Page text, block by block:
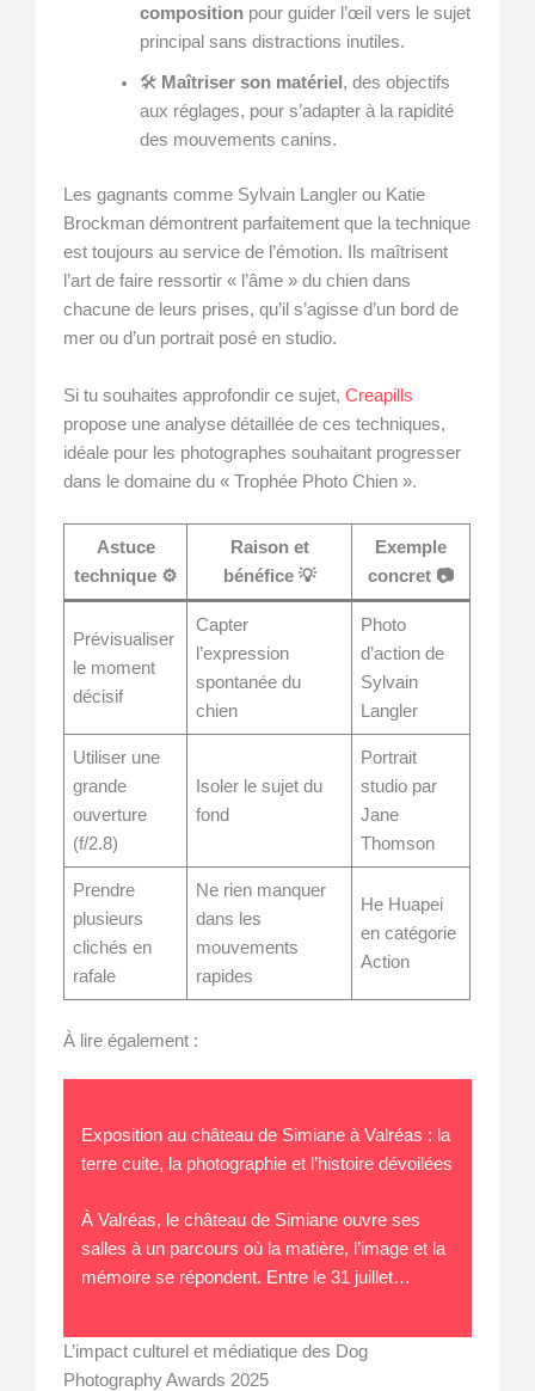
compositionpour guider l’œil vers le sujet
principal sans distractions inutiles.
🛠 Maîtriser son matériel , des objectifs
aux réglages, pour s’adapter à la rapidité
des mouvements canins.
Les gagnants comme Sylvain Langler ou Katie
Brockman démontrent parfaitement que la technique
est toujours au service de l’émotion. Ils maîtrisent
l’art de faire ressortir « l’âme » du chien dans
chacune de leurs prises, qu’il s’agisse d’un bord de
mer ou d’un portrait posé en studio.
Si tu souhaites approfondir ce sujet,Creapills
propose une analyse détaillée de ces techniques,
idéale pour les photographes souhaitant progresser
dans le domaine du « Trophée Photo Chien ».
Astuce
technique ⚙️
Raison et
bénéfice 💡
Exemple
concret 📷
Prévisualiser
le moment
décisif
Capter
l’expression
spontanée du
chien
Photo
d’action de
Sylvain
Langler
Utiliser une
grande
ouverture
(f/2.8)
Isoler le sujet du
fond
Portrait
studio par
Jane
Thomson
Prendre
plusieurs
clichés en
rafale
Ne rien manquer
dans les
mouvements
rapides
He Huapei
en catégorie
Action
À lire également :
Exposition au château de Simiane à Valréas : la
terre cuite, la photographie et l’histoire dévoilées
À Valréas, le château de Simiane ouvre ses
salles à un parcours où la matière, l’image et la
mémoire se répondent. Entre le 31 juillet…
L’impact culturel et médiatique des Dog
Photography Awards 2025